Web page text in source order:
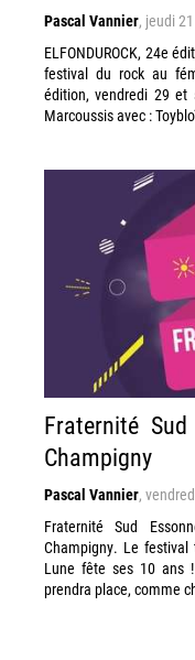
Pascal Vannier, jeudi
ELFONDUROCK, 24e
festival du rock au
édition, vendredi 29
Marcoussis avec :
Fraternité
Champigny
Pascal Vannier,
Fraternité Sud
Champigny. Le
Lune fête ses 10 ans
prendra place, comme